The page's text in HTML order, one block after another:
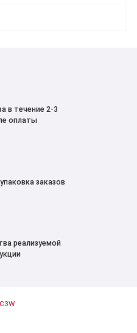
в течение 2-3
оплаты
заказов
реализуемой